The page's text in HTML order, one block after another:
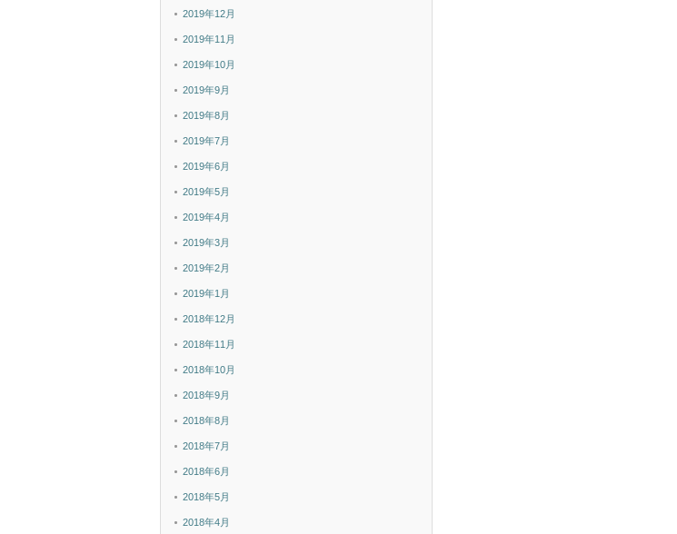
2019年12月
2019年11月
2019年10月
2019年9月
2019年8月
2019年7月
2019年6月
2019年5月
2019年4月
2019年3月
2019年2月
2019年1月
2018年12月
2018年11月
2018年10月
2018年9月
2018年8月
2018年7月
2018年6月
2018年5月
2018年4月